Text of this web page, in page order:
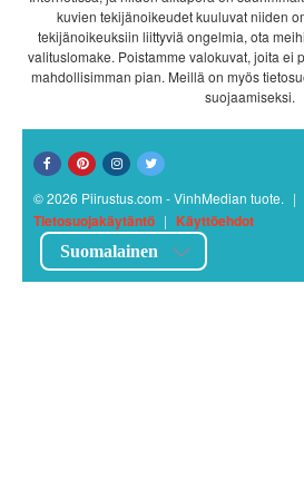
kuvien tekijänoikeudet kuuluvat niiden
tekijänoikeuksiin liittyviä ongelmia, ota
valituslomake. Poistamme valokuvat, joita ei
mahdollisimman pian. Meillä on myös
suojaamiseksi.
© 2026 Piirustus.com - VinhMedian tuote. |
Tietosuojakäytäntö | Käyttöehdot
Suomalainen